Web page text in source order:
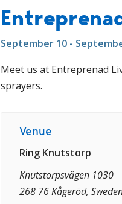
September 10 -
Meet us at Entreprenad
sprayers.
Venue
Ring Knutstorp
Knutstorpsvägen 1030
268 76 Kågeröd,